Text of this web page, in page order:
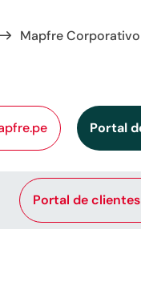
Mapfre Corporativo
Portal
Portal de clientes